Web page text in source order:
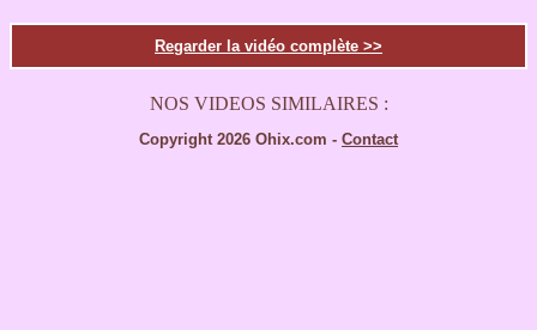
Regarder la vidéo complète >>
NOS VIDEOS SIMILAIRES :
Copyright 2026 Ohix.com - Contact